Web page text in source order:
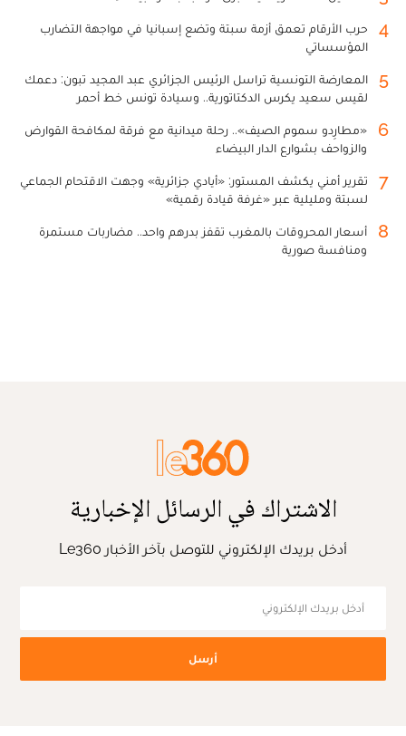
4
حرب الأرقام تعمق أزمة سبتة وتضع إسبانيا في مواجهة التضارب
المؤسساتي
5
المعارضة التونسية تراسل الرئيس الجزائري عبد المجيد تبون: دعمك
لقيس سعيد يكرس الدكتاتورية.. وسيادة تونس خط أحمر
6
«مطارِدو سموم الصيف».. رحلة ميدانية مع فرقة لمكافحة القوارض
والزواحف بشوارع الدار البيضاء
7
تقرير أمني يكشف المستور: «أيادي جزائرية» وجهت الاقتحام الجماعي
لسبتة ومليلية عبر «غرفة قيادة رقمية»
8
أسعار المحروقات بالمغرب تقفز بدرهم واحد.. مضاربات مستمرة
ومنافسة صورية
الاشتراك في الرسائل الإخبارية
أدخل بريدك الإلكتروني للتوصل بآخر الأخبار Le360
أرسل